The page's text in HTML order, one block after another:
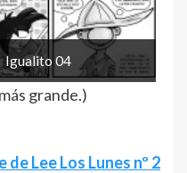
Igualito 04
grande.)
de Lee Los Lunes nº 2